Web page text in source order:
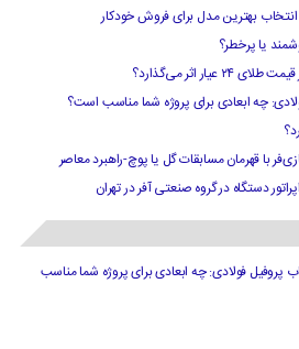
بهترین مدل برای فروش خودکار
یا پرخطر؟
اثر می‌گذارد؟
چه ابعادی برای پروژه شما مناسب است؟
با قهرمان مسابقات گل یا پوچ-راهبرد معاصر
دستگاه در گروه صنعتی آفر در تهران
پروفیل فولادی: چه ابعادی برای پروژه شما مناسب